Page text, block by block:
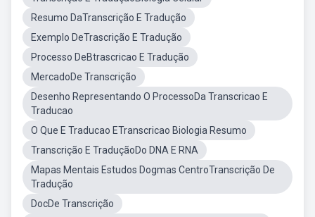
Resumo DaTranscrição E Tradução
Exemplo DeTrascrição E Tradução
Processo DeBtrascricao E Tradução
MercadoDe Transcrição
Desenho Representando O ProcessoDa Transcricao E
Traducao
O Que E Traducao ETranscricao Biologia Resumo
Transcrição E TraduçãoDo DNA E RNA
Mapas Mentais Estudos Dogmas CentroTranscrição De
Tradução
DocDe Transcrição